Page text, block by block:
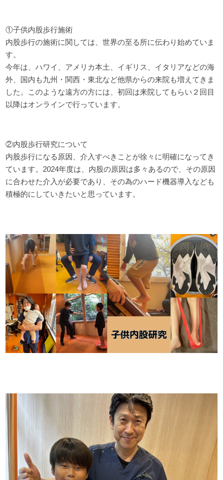
①子供内股歩行施術
内股歩行の施術に関しては、世界の至る所に伝わり始めていま
す。
今年は、ハワイ、アメリカ本土、イギリス、イタリアなどの海
外、国内も九州・関西・東北など他県からの来院も増えてきま
した。このような遠方の方には、初回は来院してもらい２回目
以降はオンラインで行っています。
②内股歩行研究について
内股歩行になる原因、介入すべきことが徐々に明確になってき
ています。2024年度は、内股の原因は多々あるので、その原因
に合わせた介入が必要であり、その為のハード機器導入なども
積極的にしていきたいと思っています。